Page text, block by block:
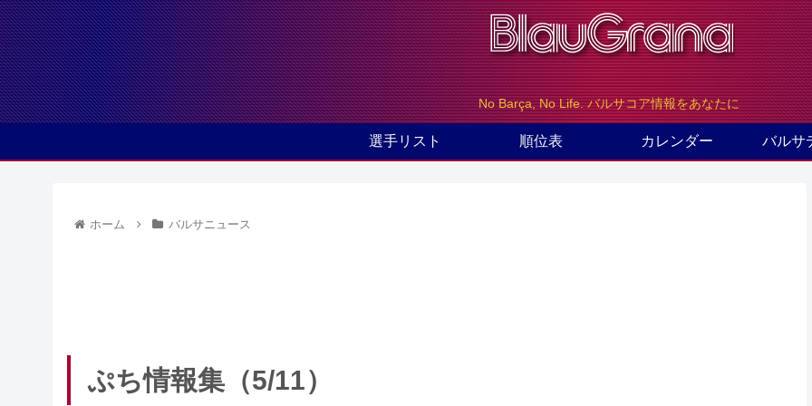
No Barça, No Life. バルサコア情報をあなたに
選手リスト 順位表 カレンダー バルサ
ホーム バルサニュース
ぷち情報集（5/11）